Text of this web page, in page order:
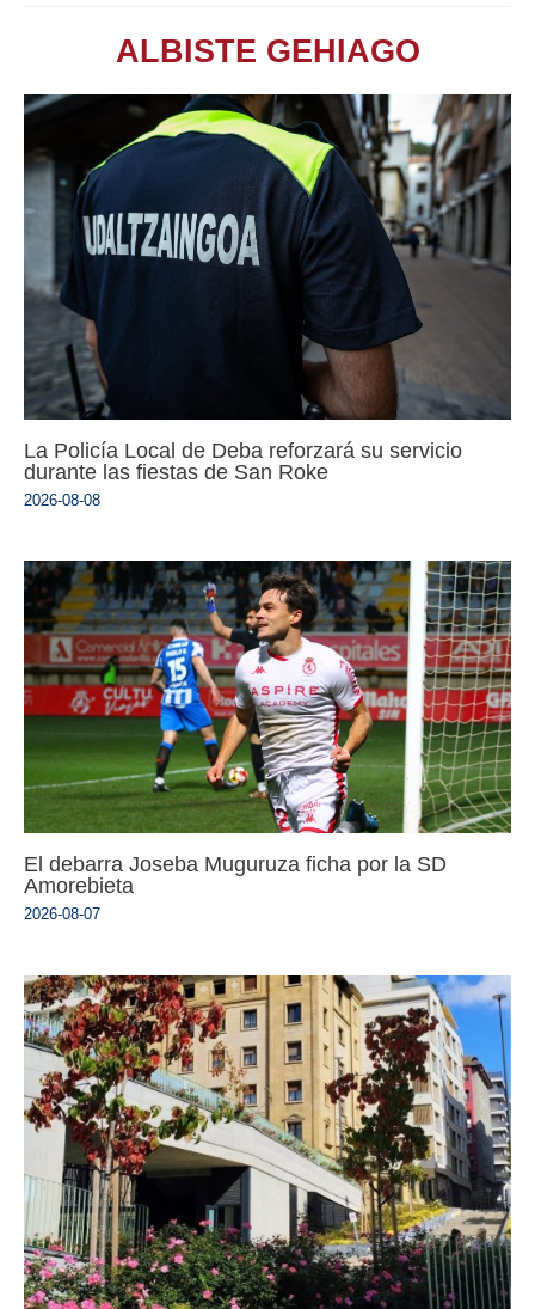
ALBISTE GEHIAGO
La Policía Local de Deba reforzará su servicio
durante las fiestas de San Roke
2026-08-08
El debarra Joseba Muguruza ficha por la SD
Amorebieta
2026-08-07